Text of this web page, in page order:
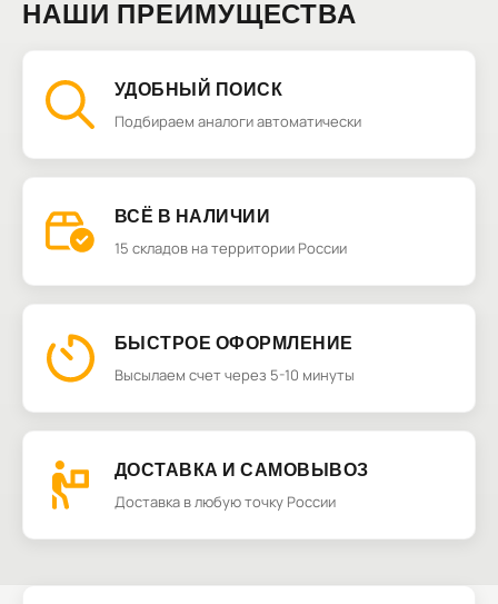
НАШИ ПРЕИМУЩЕСТВА
УДОБНЫЙ ПОИСК
Подбираем аналоги автоматически
ВСЁ В НАЛИЧИИ
15 складов на территории России
БЫСТРОЕ ОФОРМЛЕНИЕ
Высылаем счет через 5-10 минуты
ДОСТАВКА И САМОВЫВОЗ
Доставка в любую точку России